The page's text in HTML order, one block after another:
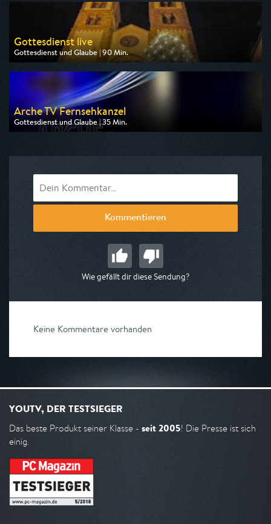
am 08.08.2026, 08:00
Gottesdienst live
Gottesdienst und Glaube | 90 Min.
Ausgestrahlt von Bibel TV
am 09.08.2026, 10:00
Arche TV Fernsehkanzel
Gottesdienst und Glaube | 35 Min.
Ausgestrahlt von Anixe Plus
Kommentieren
Wie gefällt dir diese Sendung?
Keine Kommentare vorhanden
YOUTV, DER TESTSIEGER
Das beste Produkt seiner Klasse - seit 2005! Die Presse ist sich
einig.